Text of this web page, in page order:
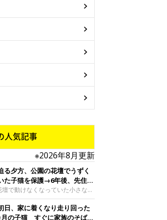
人気記事
※2026年8月更新
る夕方、公園の花壇でうずく
た子猫を保護→6年後、先住猫
のような関係に
で動けなくなっていた小さな子
に迎えられてから6年、先住猫と
い絆が育まれていました。保護
ィダちゃん。
日、家に着くなり走り回った
の子猫 すぐに家族のそばで